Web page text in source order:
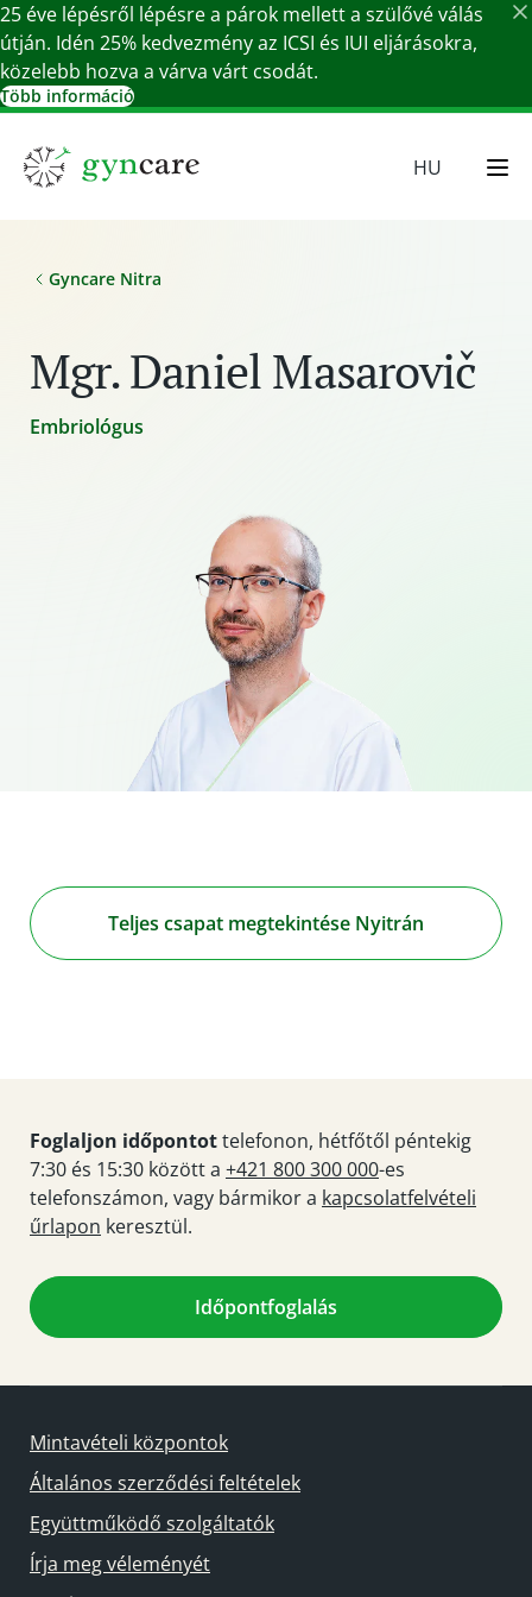
25 éve lépésről lépésre a párok mellett a szülővé válás
útján. Idén 25% kedvezmény az ICSI és IUI eljárásokra,
közelebb hozva a várva várt csodát.
Több információ
HU
Gyncare Nitra
Mgr. Daniel Masarovič
Embriológus
Teljes csapat megtekintése Nyitrán
Foglaljon időpontottelefonon, hétfőtől péntekig
7:30 és 15:30 között a +421 800 300 000-es
telefonszámon, vagy bármikor a kapcsolatfelvételi
űrlapon keresztül.
Időpontfoglalás
Mintavételi központok
Általános szerződési feltételek
Együttműködő szolgáltatók
Írja meg véleményét